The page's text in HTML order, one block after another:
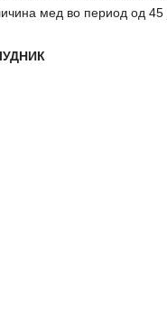
мед во период од 45